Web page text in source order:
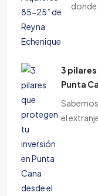
donde
3
Punta
el